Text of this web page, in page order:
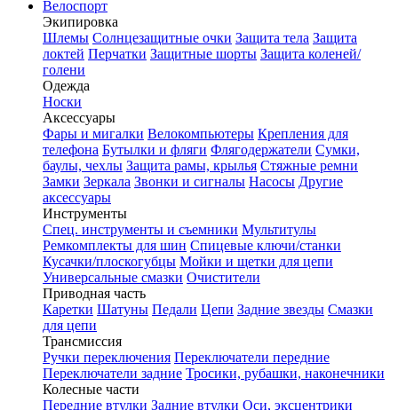
Велоспорт
Экипировка
Шлемы Солнцезащитные очки Защита тела Защита
локтей Перчатки Защитные шорты Защита коленей/
голени
Одежда
Носки
Аксессуары
Фары и мигалки Велокомпьютеры Крепления для
телефона Бутылки и фляги Флягодержатели Сумки,
баулы, чехлы Защита рамы, крылья Стяжные ремни
Замки Зеркала Звонки и сигналы Насосы Другие
аксессуары
Инструменты
Спец. инструменты и съемники Мультитулы
Ремкомплекты для шин Спицевые ключи/станки
Кусачки/плоскогубцы Мойки и щетки для цепи
Универсальные смазки Очистители
Приводная часть
Каретки Шатуны Педали Цепи Задние звезды Смазки
для цепи
Трансмиссия
Ручки переключения Переключатели передние
Переключатели задние Тросики, рубашки, наконечники
Колесные части
Передние втулки Задние втулки Оси, эксцентрики